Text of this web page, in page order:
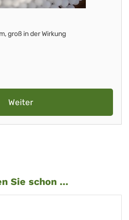
groß in der Wirkung
Weiter
Sie schon ...